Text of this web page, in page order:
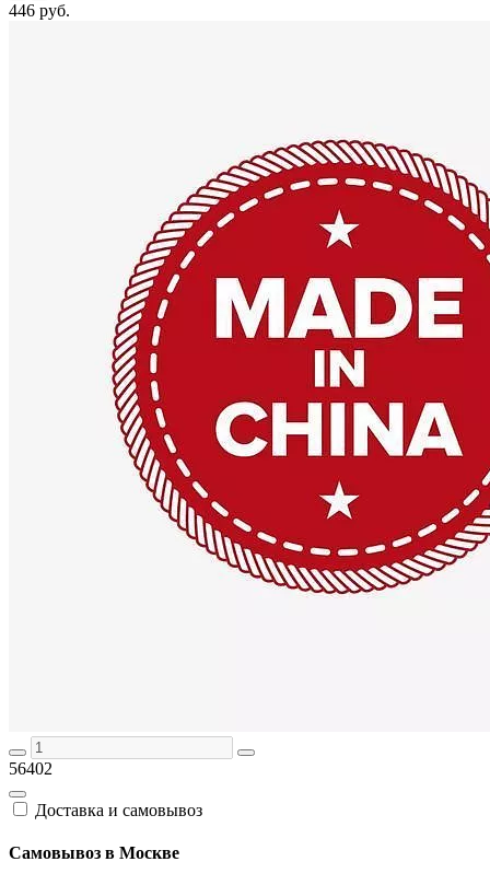
446 руб.
56402
Доставка и самовывоз
Самовывоз в Москве